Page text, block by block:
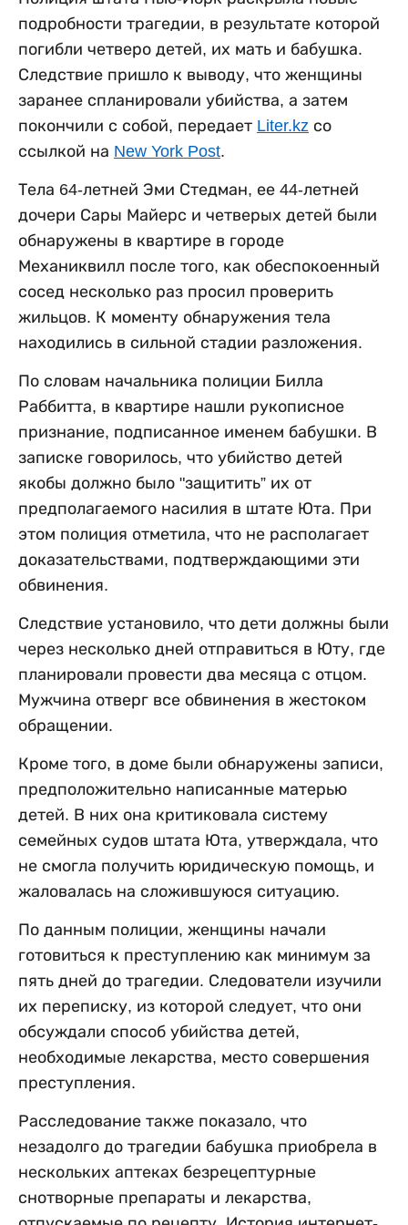
подробности трагедии, в результате которой
погибли четверо детей, их мать и бабушка.
Следствие пришло к выводу, что женщины
заранее спланировали убийства, а затем
покончили с собой, передает Liter.kz со
ссылкой на New York Post.
Тела 64-летней Эми Стедман, ее 44-летней
дочери Сары Майерс и четверых детей были
обнаружены в квартире в городе
Механиквилл после того, как обеспокоенный
сосед несколько раз просил проверить
жильцов. К моменту обнаружения тела
находились в сильной стадии разложения.
По словам начальника полиции Билла
Раббитта, в квартире нашли рукописное
признание, подписанное именем бабушки. В
записке говорилось, что убийство детей
якобы должно было "защитить” их от
предполагаемого насилия в штате Юта. При
этом полиция отметила, что не располагает
доказательствами, подтверждающими эти
обвинения.
Следствие установило, что дети должны были
через несколько дней отправиться в Юту, где
планировали провести два месяца с отцом.
Мужчина отверг все обвинения в жестоком
обращении.
Кроме того, в доме были обнаружены записи,
предположительно написанные матерью
детей. В них она критиковала систему
семейных судов штата Юта, утверждала, что
не смогла получить юридическую помощь, и
жаловалась на сложившуюся ситуацию.
По данным полиции, женщины начали
готовиться к преступлению как минимум за
пять дней до трагедии. Следователи изучили
их переписку, из которой следует, что они
обсуждали способ убийства детей,
необходимые лекарства, место совершения
преступления.
Расследование также показало, что
незадолго до трагедии бабушка приобрела в
нескольких аптеках безрецептурные
снотворные препараты и лекарства,